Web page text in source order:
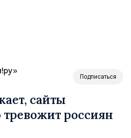
Подписаться
сайты
тревожит россиян